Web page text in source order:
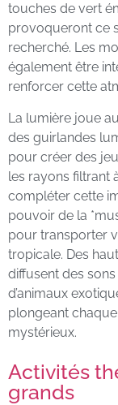
touches de vert
provoqueront ce
recherché. Les
également être
renforcer cette
La lumière joue
des guirlandes
pour créer des
les rayons filtrant
compléter cette
pouvoir de la
pour transporter
tropicale. Des
diffusent des
d’animaux
plongeant
mystérieux.
Activités
grands